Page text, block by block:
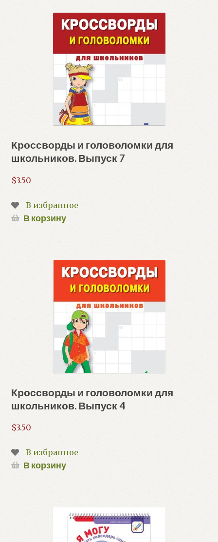
Кроссворды и головоломки для
школьников. Выпуск 7
$3.50
В избранное
В корзину
Кроссворды и головоломки для
школьников. Выпуск 4
$3.50
В избранное
В корзину